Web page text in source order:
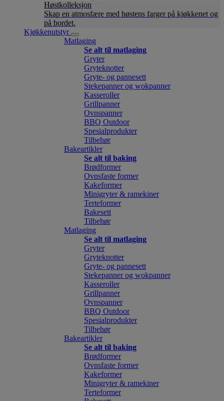
Høstkolleksjon
Skap en atmosfære med høstens farger på kjøkkenet og
på bordet.
Kjøkkenutstyr
Matlaging
Se alt til matlaging
Gryter
Gryteknotter
Gryte- og pannesett
Stekepanner og wokpanner
Kasseroller
Grillpanner
Ovnspanner
BBQ Outdoor
Spesialprodukter
Tilbehør
Bakeartikler
Se alt til baking
Brødformer
Ovnsfaste former
Kakeformer
Minigryter & ramekiner
Terteformer
Bakesett
Tilbehør
Matlaging
Se alt til matlaging
Gryter
Gryteknotter
Gryte- og pannesett
Stekepanner og wokpanner
Kasseroller
Grillpanner
Ovnspanner
BBQ Outdoor
Spesialprodukter
Tilbehør
Bakeartikler
Se alt til baking
Brødformer
Ovnsfaste former
Kakeformer
Minigryter & ramekiner
Terteformer